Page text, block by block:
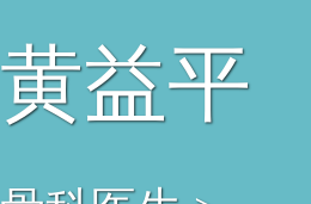
黄益平